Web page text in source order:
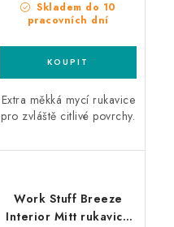
Skladem do 10
pracovních dní
Extra měkká mycí rukavice
pro zvláště citlivé povrchy.
Work Stuff Breeze
Interior Mitt rukavice